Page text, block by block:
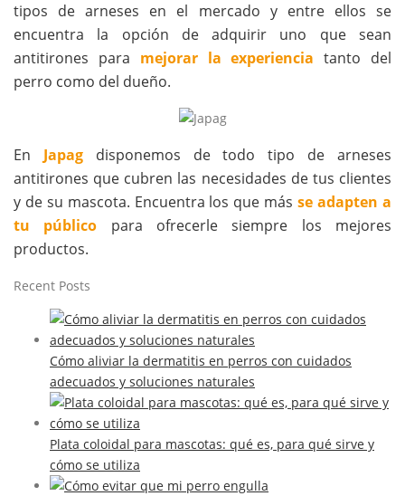
tipos de arneses en el mercado y entre ellos se
encuentra la opción de adquirir uno que sean
antitirones para mejorar la experienciatanto del
perro como del dueño.
En Japagdisponemos de todo tipo de arneses
antitirones que cubren las necesidades de tus clientes
y de su mascota. Encuentra los que másse adapten a
tu público para ofrecerle siempre los mejores
productos.
Recent Posts
Cómo aliviar la dermatitis en perros con cuidados
adecuados y soluciones naturales
Plata coloidal para mascotas: qué es, para qué sirve y
cómo se utiliza